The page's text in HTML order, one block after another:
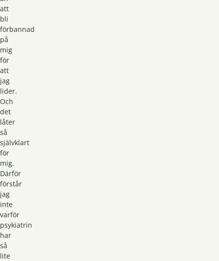
att
bli
förbannad
på
mig
för
att
jag
lider.
Och
det
låter
så
självklart
för
mig.
Därför
förstår
jag
inte
varför
psykiatrin
har
så
lite